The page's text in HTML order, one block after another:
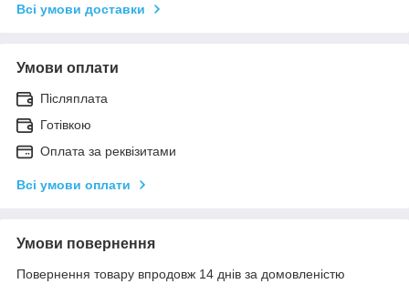
Всі умови доставки
Умови оплати
Післяплата
Готівкою
Оплата за реквізитами
Всі умови оплати
Умови повернення
Повернення товару впродовж 14 днів за домовленістю